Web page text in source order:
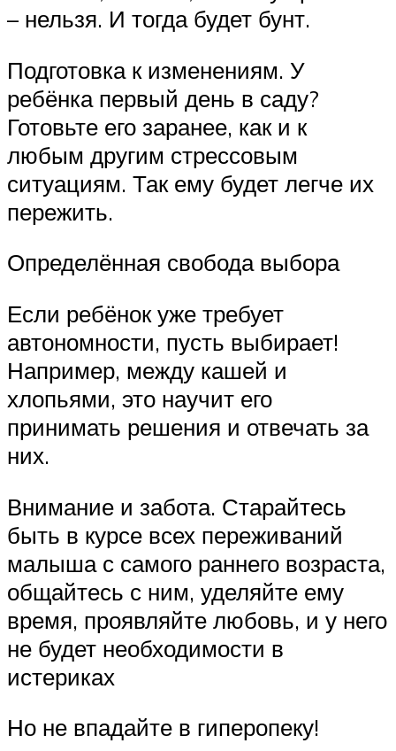
– нельзя. И тогда будет бунт.
Подготовка к изменениям. У
ребёнка первый день в саду?
Готовьте его заранее, как и к
любым другим стрессовым
ситуациям. Так ему будет легче их
пережить.
Определённая свобода выбора
Если ребёнок уже требует
автономности, пусть выбирает!
Например, между кашей и
хлопьями, это научит его
принимать решения и отвечать за
них.
Внимание и забота. Старайтесь
быть в курсе всех переживаний
малыша с самого раннего возраста,
общайтесь с ним, уделяйте ему
время, проявляйте любовь, и у него
не будет необходимости в
истериках
Но не впадайте в гиперопеку!